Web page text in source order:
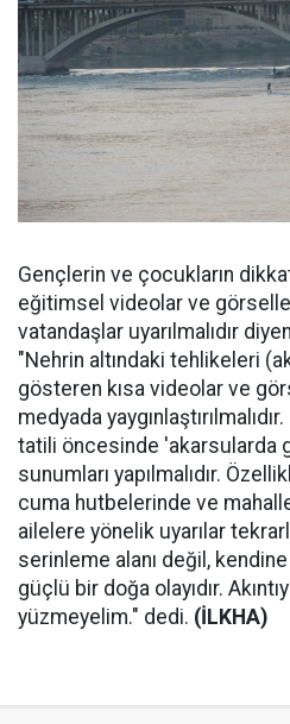
Gençlerin ve çocukların
eğitimsel videolar ve
vatandaşlar uyarılmalıdır
"Nehrin altındaki tehlikeleri
gösteren kısa videolar ve
medyada
tatili öncesinde 'akarsularda
sunumları yapılmalıdır.
cuma hutbelerinde ve mahalle
ailelere yönelik uyarılar
serinleme alanı değil,
güçlü bir doğa olayıdır.
yüzmeyelim." dedi. (İLKHA)